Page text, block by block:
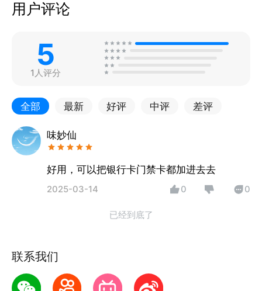
用户评论
5
1人评分
全部 最新 好评 中评 差评
味妙仙
好用，可以把银行卡门禁卡都加进去去
2025-03-14 0 0
已经到底了
联系我们